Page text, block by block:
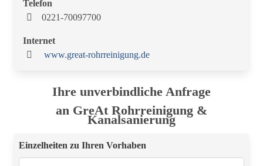
Telefon
0221-70097700
Internet
www.great-rohrreinigung.de
Ihre unverbindliche Anfrage
an GreAt Rohrreinigung &
Kanalsanierung
Einzelheiten zu Ihren Vorhaben